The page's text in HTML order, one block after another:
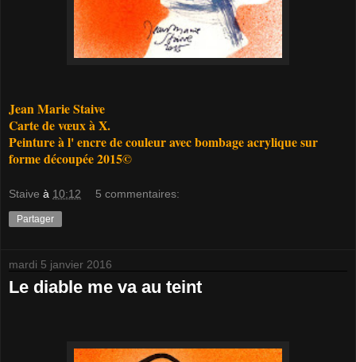
Jean Marie Staive
Carte de vœux à X.
Peinture à l' encre de couleur avec bombage acrylique sur
forme découpée 2015©
Staive à 10:12 5 commentaires:
Partager
mardi 5 janvier 2016
Le diable me va au teint